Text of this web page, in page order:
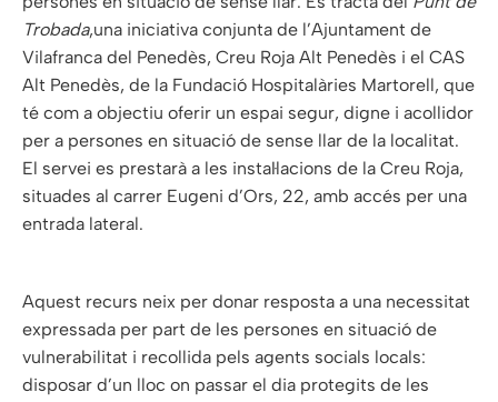
Trobada,una iniciativa conjunta de l’Ajuntament de
Vilafranca del Penedès, Creu Roja Alt Penedès i el CAS
Alt Penedès, de la Fundació Hospitalàries Martorell, que
té com a objectiu oferir un espai segur, digne i acollidor
per a persones en situació de sense llar de la localitat.
El servei es prestarà a les instal·lacions de la Creu Roja,
situades al carrer Eugeni d’Ors, 22, amb accés per una
entrada lateral.
Aquest recurs neix per donar resposta a una necessitat
expressada per part de les persones en situació de
vulnerabilitat i recollida pels agents socials locals:
disposar d’un lloc on passar el dia protegits de les